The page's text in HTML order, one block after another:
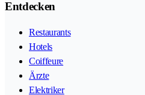
Entdecken
Restaurants
Hotels
Coiffeure
Ärzte
Elektriker